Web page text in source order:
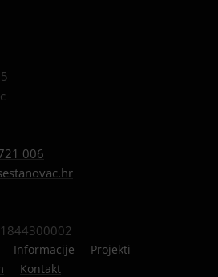
006
Informacije
Projekti
Kontakt